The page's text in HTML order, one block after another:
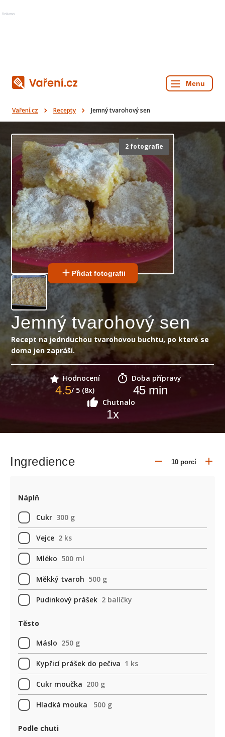
Reklama
Vaření.cz Recepty Jemný tvarohový sen
2 fotografie
Přidat fotografii
Jemný tvarohový sen
Recept na jednduchou tvarohovou buchtu, po které se
doma jen zapráší.
Hodnocení
4.5/ 5 (8x)
Doba přípravy
45min
Chutnalo
1x
Ingredience
Náplň
Cukr 300 g
Vejce 2 ks
Mléko 500 ml
Měkký tvaroh 500 g
Pudinkový prášek 2 balíčky
Těsto
Máslo 250 g
Kypřicí prášek do pečiva 1 ks
Cukr moučka 200 g
Hladká mouka 500 g
Podle chuti